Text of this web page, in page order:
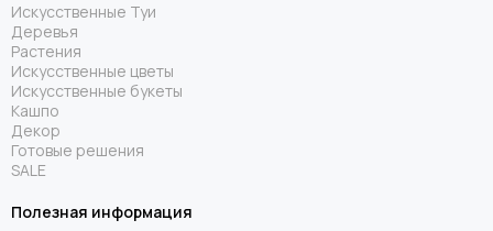
Искусственные Туи
Деревья
Растения
Искусственные цветы
Искусственные букеты
Кашпо
Декор
Готовые решения
SALE
Полезная информация